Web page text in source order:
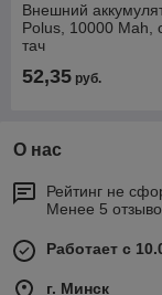
Внешний
Polus, 10000 Mah,
тач
52,35 руб.
О нас
Рейтинг не
Менее 5
Работает с
г. Минск